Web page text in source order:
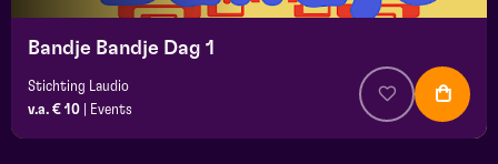
Bandje Bandje Dag 1
Stichting Laudio
v.a. € 10
Events